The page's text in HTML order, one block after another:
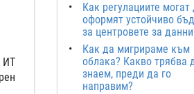
ИТ
Как регулациите могат
оформят устойчиво
за центровете за
Как да мигрираме към
облака? Какво трябва
знаем, преди да го
направим?